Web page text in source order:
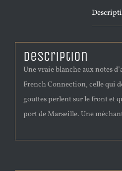
Description
Une vraie blanche aux notes
French Connection, celle qui
gouttes perlent sur le front et
port de Marseille. Une